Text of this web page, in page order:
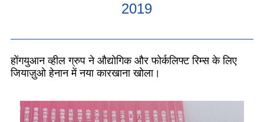
2019
होंगयुआन व्हील ग्रुप ने औद्योगिक और फोर्कलिफ्ट रिम्स के लिए
जियाज़ुओ हेनान में नया कारखाना खोला।